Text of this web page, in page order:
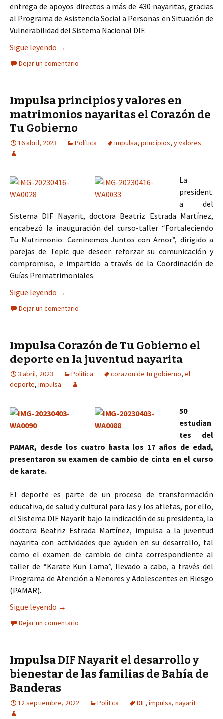
entrega de apoyos directos a más de 430 nayaritas, gracias
al Programa de Asistencia Social a Personas en Situación de
Vulnerabilidad del Sistema Nacional DIF.
Sigue leyendo Impulsa Corazón de Tu Gobierno superación y
→
Dejar un comentario
Impulsa principios y valores en
matrimonios nayaritas el Corazón de
Tu Gobierno
16 abril, 2023 Política impulsa, principios, y valores
La
president
a del
Sistema DIF Nayarit, doctora Beatriz Estrada Martínez,
encabezó la inauguración del curso-taller “Fortaleciendo
Tu Matrimonio: Caminemos Juntos con Amor”, dirigido a
parejas de Tepic que deseen reforzar su comunicación y
compromiso, e impartido a través de la Coordinación de
Guías Prematrimoniales.
Sigue leyendo Impulsa principios y valores en matrimonios
→
Dejar un comentario
Impulsa Corazón de Tu Gobierno el
deporte en la juventud nayarita
3 abril, 2023 Política corazon de tu gobierno, el
deporte, impulsa
50
estudian
tes del
PAMAR, desde los cuatro hasta los 17 años de edad,
presentaron su examen de cambio de cinta en el curso
de karate.
El deporte es parte de un proceso de transformación
educativa, de salud y cultural para las y los atletas, por ello,
el Sistema DIF Nayarit bajo la indicación de su presidenta, la
doctora Beatriz Estrada Martínez, impulsa a la juventud
nayarita con actividades que ayuden en su desarrollo, tal
como el examen de cambio de cinta correspondiente al
taller de “Karate Kun Lama”, llevado a cabo, a través del
Programa de Atención a Menores y Adolescentes en Riesgo
(PAMAR).
Sigue leyendo Impulsa Corazón de Tu Gobierno el deporte en
→
Dejar un comentario
Impulsa DIF Nayarit el desarrollo y
bienestar de las familias de Bahía de
Banderas
12 septiembre, 2022 Política DIF, impulsa, nayarit